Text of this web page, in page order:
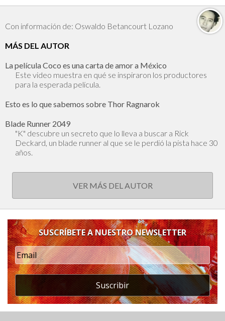
Con información de: Oswaldo Betancourt Lozano
MÁS DEL AUTOR
La película Coco es una carta de amor a México
Este video muestra en qué se inspiraron los productores
para la esperada película.
Esto es lo que sabemos sobre Thor Ragnarok
Blade Runner 2049
"K" descubre un secreto que lo lleva a buscar a Rick
Deckard, un blade runner al que se le perdió la pista hace 30
años.
VER MÁS DEL AUTOR
SUSCRÍBETE A NUESTRO NEWSLETTER
Suscribir